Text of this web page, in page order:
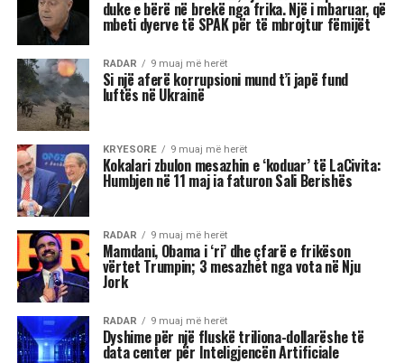
I njohur për intensitetin e tij emocional, akrepi
shpesh konkurron në heshtje. Kur ndjen se është
tejkaluar, mund të mbajë mëri dhe të tërhiqet
nga të tjerët.
Luani
Luanët kanë nevojë të madhe për vëmendje dhe
admirim. Kur këto nevoja nuk plotësohen,
ndjenja e xhelozisë mund të bëhet e fortë. Ata
shpesh nënvlerësojnë ata që i sfidojnë në
pozicionin e tyre, sidomos në rolin udhëheqës.
Astrologjia i këshillon Luanët të ushtrojnë më
shumë përulësi për të shmangur zilitë e
panevojshme.